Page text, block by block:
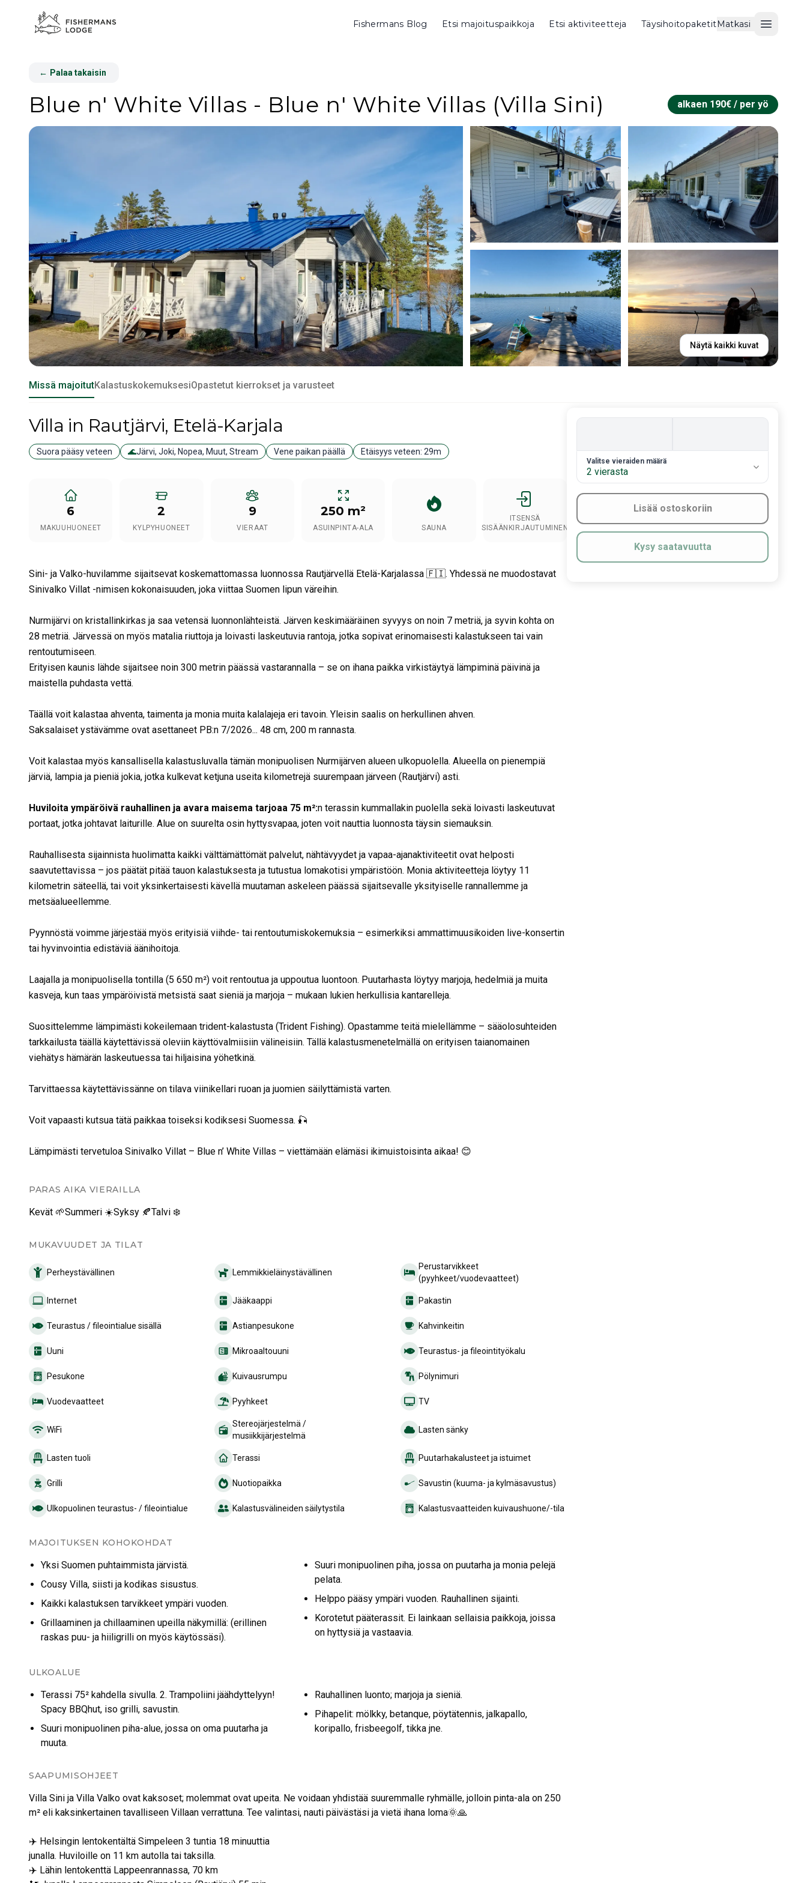
Fishermans Blog Etsi majoituspaikkoja Etsi aktiviteetteja TäysihoitopaketitMatkasi
Avaa
← Palaa takaisin
Blue n' White Villas - Blue n' White Villas (Villa Sini) alkaen 190€ / per yö
Näytä kaikki kuvat
Missä majoitutKalastuskokemuksesiOpastetut kierrokset ja varusteet
Villa in Rautjärvi, Etelä-Karjala
Suora pääsy veteen 🌊Järvi, Joki, Nopea, Muut, Stream Vene paikan päällä Etäisyys veteen: 29m
6
MAKUUHUONEET
2
KYLPYHUONEET
9
VIERAAT
250 m²
ASUINPINTA-ALA SAUNA
ITSENSÄ
SISÄÄNKIRJAUTUMINEN
Sini- ja Valko-huvilamme sijaitsevat koskemattomassa luonnossa Rautjärvellä Etelä-Karjalassa 🇫🇮. Yhdessä ne muodostavat
Sinivalko Villat -nimisen kokonaisuuden, joka viittaa Suomen lipun väreihin.
Nurmijärvi on kristallinkirkas ja saa vetensä luonnonlähteistä. Järven keskimääräinen syvyys on noin 7 metriä, ja syvin kohta on
28 metriä. Järvessä on myös matalia riuttoja ja loivasti laskeutuvia rantoja, jotka sopivat erinomaisesti kalastukseen tai vain
rentoutumiseen.
Erityisen kaunis lähde sijaitsee noin 300 metrin päässä vastarannalla – se on ihana paikka virkistäytyä lämpiminä päivinä ja
maistella puhdasta vettä.
Täällä voit kalastaa ahventa, taimenta ja monia muita kalalajeja eri tavoin. Yleisin saalis on herkullinen ahven.
Saksalaiset ystävämme ovat asettaneet PB:n 7/2026... 48 cm, 200 m rannasta.
Voit kalastaa myös kansallisella kalastusluvalla tämän monipuolisen Nurmijärven alueen ulkopuolella. Alueella on pienempiä
järviä, lampia ja pieniä jokia, jotka kulkevat ketjuna useita kilometrejä suurempaan järveen (Rautjärvi) asti.
Huviloita ympäröivä rauhallinen ja avara maisema tarjoaa 75 m²:n terassin kummallakin puolella sekä loivasti laskeutuvat
portaat, jotka johtavat laiturille. Alue on suurelta osin hyttysvapaa, joten voit nauttia luonnosta täysin siemauksin.
Rauhallisesta sijainnista huolimatta kaikki välttämättömät palvelut, nähtävyydet ja vapaa-ajanaktiviteetit ovat helposti
saavutettavissa – jos päätät pitää tauon kalastuksesta ja tutustua lomakotisi ympäristöön. Monia aktiviteetteja löytyy 11
kilometrin säteellä, tai voit yksinkertaisesti kävellä muutaman askeleen päässä sijaitsevalle yksityiselle rannallemme ja
metsäalueellemme.
Pyynnöstä voimme järjestää myös erityisiä viihde- tai rentoutumiskokemuksia – esimerkiksi ammattimuusikoiden live-konsertin
tai hyvinvointia edistäviä äänihoitoja.
Laajalla ja monipuolisella tontilla (5 650 m²) voit rentoutua ja uppoutua luontoon. Puutarhasta löytyy marjoja, hedelmiä ja muita
kasveja, kun taas ympäröivistä metsistä saat sieniä ja marjoja – mukaan lukien herkullisia kantarelleja.
Suosittelemme lämpimästi kokeilemaan trident-kalastusta (Trident Fishing). Opastamme teitä mielellämme – sääolosuhteiden
tarkkailusta täällä käytettävissä oleviin käyttövalmiisiin välineisiin. Tällä kalastusmenetelmällä on erityisen taianomainen
viehätys hämärän laskeutuessa tai hiljaisina yöhetkinä.
Tarvittaessa käytettävissänne on tilava viinikellari ruoan ja juomien säilyttämistä varten.
Voit vapaasti kutsua tätä paikkaa toiseksi kodiksesi Suomessa. 🎣
Lämpimästi tervetuloa Sinivalko Villat – Blue n’ White Villas – viettämään elämäsi ikimuistoisinta aikaa! 😊
PARAS AIKA VIERAILLA
Kevät 🌱Summeri ☀️Syksy 🍂Talvi ❄️
MUKAVUUDET JA TILAT
Perheystävällinen Lemmikkieläinystävällinen
Perustarvikkeet
(pyyhkeet/vuodevaatteet)
Internet Jääkaappi Pakastin
Teurastus / fileointialue sisällä Astianpesukone Kahvinkeitin
Uuni Mikroaaltouuni Teurastus- ja fileointityökalu
Pesukone Kuivausrumpu Pölynimuri
Vuodevaatteet Pyyhkeet TV
WiFi
Stereojärjestelmä /
musiikkijärjestelmä
Lasten sänky
Lasten tuoli Terassi Puutarhakalusteet ja istuimet
Grilli Nuotiopaikka Savustin (kuuma- ja kylmäsavustus)
Ulkopuolinen teurastus- / fileointialue Kalastusvälineiden säilytystila Kalastusvaatteiden kuivaushuone/-tila
MAJOITUKSEN KOHOKOHDAT
Yksi Suomen puhtaimmista järvistä.
Cousy Villa, siisti ja kodikas sisustus.
Kaikki kalastuksen tarvikkeet ympäri vuoden.
Grillaaminen ja chillaaminen upeilla näkymillä: (erillinen
raskas puu- ja hiiligrilli on myös käytössäsi).
Suuri monipuolinen piha, jossa on puutarha ja monia pelejä
pelata.
Helppo pääsy ympäri vuoden. Rauhallinen sijainti.
Korotetut pääterassit. Ei lainkaan sellaisia paikkoja, joissa
on hyttysiä ja vastaavia.
ULKOALUE
Terassi 75² kahdella sivulla. 2. Trampoliini jäähdyttelyyn!
Spacy BBQhut, iso grilli, savustin.
Suuri monipuolinen piha-alue, jossa on oma puutarha ja
muuta.
Rauhallinen luonto; marjoja ja sieniä.
Pihapelit: mölkky, betanque, pöytätennis, jalkapallo,
koripallo, frisbeegolf, tikka jne.
SAAPUMISOHJEET
Villa Sini ja Villa Valko ovat kaksoset; molemmat ovat upeita. Ne voidaan yhdistää suuremmalle ryhmälle, jolloin pinta-ala on 250
m² eli kaksinkertainen tavalliseen Villaan verrattuna. Tee valintasi, nauti päivästäsi ja vietä ihana loma🌞🙏
✈️ Helsingin lentokentältä Simpeleen 3 tuntia 18 minuuttia
junalla. Huviloille on 11 km autolla tai taksilla.
✈️ Lähin lentokenttä Lappeenrannassa, 70 km
2. Valitse vieraiden määrä
Valitse vieraiden määrä
2 vierasta
Lisää ostoskoriin
Kysy saatavuutta